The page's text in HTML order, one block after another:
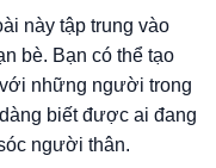
này tập trung vào
bè. Bạn có thể tạo
những người trong
biết được ai đang
người thân.